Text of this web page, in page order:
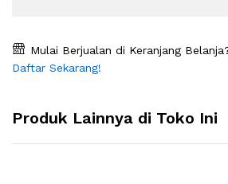
Mulai Berjualan di Keranjang
Daftar Sekarang!
Produk Lainnya di Toko Ini